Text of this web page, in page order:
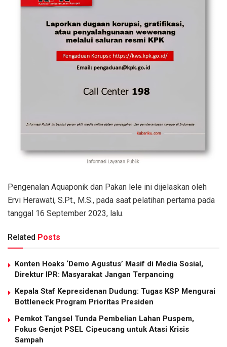
Pengenalan Aquaponik dan Pakan lele ini dijelaskan oleh
Ervi Herawati, S.Pt., M.S., pada saat pelatihan pertama pada
tanggal 16 September 2023, lalu.
Related Posts
Konten Hoaks ‘Demo Agustus’ Masif di Media Sosial,
Direktur IPR: Masyarakat Jangan Terpancing
Kepala Staf Kepresidenan Dudung: Tugas KSP Mengurai
Bottleneck Program Prioritas Presiden
Pemkot Tangsel Tunda Pembelian Lahan Puspem,
Fokus Genjot PSEL Cipeucang untuk Atasi Krisis
Sampah